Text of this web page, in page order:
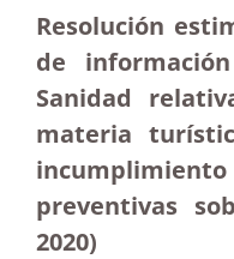
Resolución
de
Sanidad
materia
preventivas
2020)